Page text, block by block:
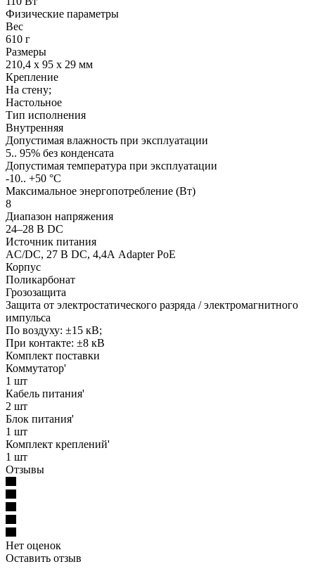
Физические параметры
Вес
610 г
Размеры
210,4 x 95 x 29 мм
Крепление
На стену;
Настольное
Тип исполнения
Внутренняя
Допустимая влажность при эксплуатации
5.. 95% без конденсата
Допустимая температура при эксплуатации
-10.. +50 °С
Максимальное энергопотребление (Вт)
8
Диапазон напряжения
24–28 В DC
Источник питания
AC/DC, 27 В DC, 4,4А Adapter PoE
Корпус
Поликарбонат
Грозозащита
Защита от электростатического разряда / электромагнитного
импульса
По воздуху: ±15 кВ;
При контакте: ±8 кВ
Комплект поставки
Коммутатор'
1 шт
Кабель питания'
2 шт
Блок питания'
1 шт
Комплект креплений'
1 шт
Отзывы
Нет оценок
Оставить отзыв